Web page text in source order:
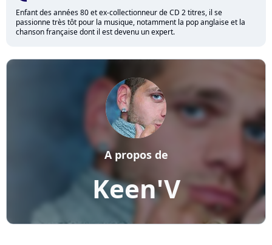
Enfant des années 80 et ex-collectionneur de CD 2 titres, il se
passionne très tôt pour la musique, notamment la pop anglaise et la
chanson française dont il est devenu un expert.
Keen'V
A propos de